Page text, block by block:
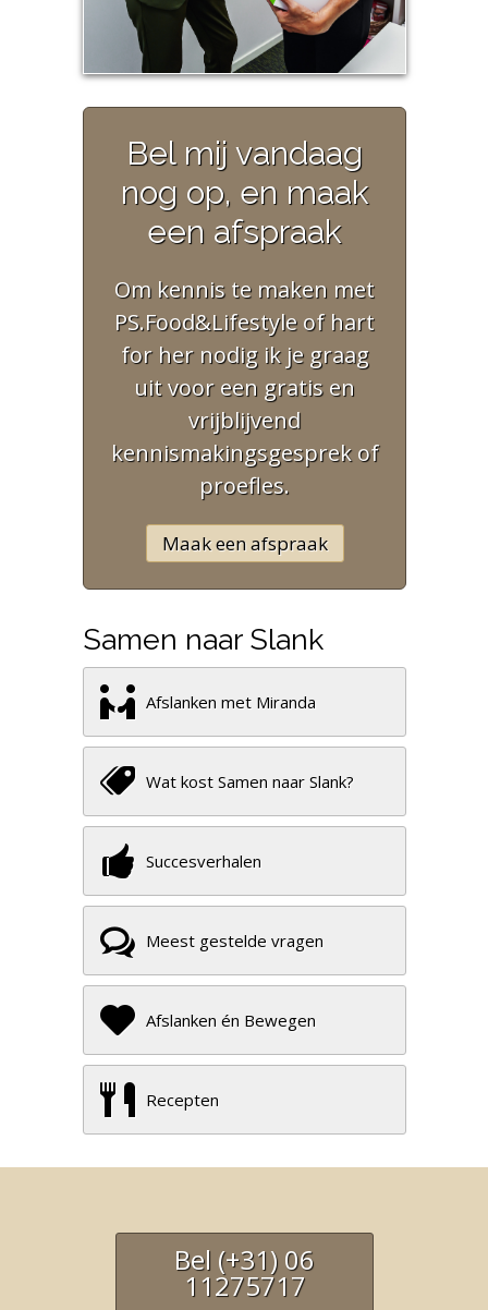
Bel mij vandaag
nog op, en maak
een afspraak
Om kennis te maken met
PS.Food&Lifestyle of hart
for her nodig ik je graag
uit voor een gratis en
vrijblijvend
kennismakingsgesprek of
proefles.
Maak een afspraak
Samen naar Slank
Afslanken met Miranda
Wat kost Samen naar Slank?
Succesverhalen
Meest gestelde vragen
Afslanken én Bewegen
Recepten
Bel (+31) 06
11275717